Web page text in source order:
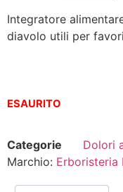
Integratore
diavolo utili per
ESAURITO
Categorie Dolori
Marchio: Erboristeria